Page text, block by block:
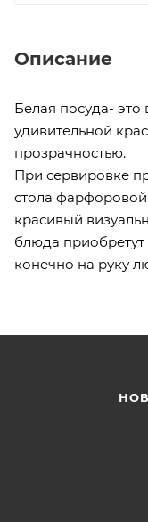
Описание
Белая посуда- это
удивительной
прозрачностью.
При сервировке
стола
красивый
блюда
конечно на руку